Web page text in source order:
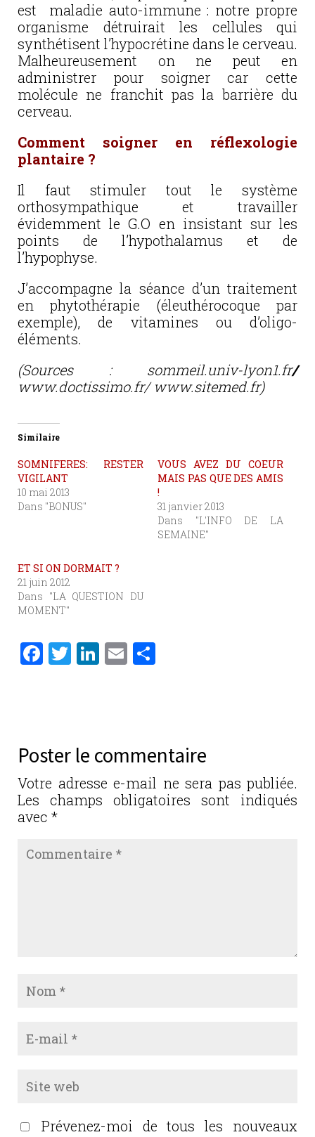
est maladie auto-immune : notre propre
organisme détruirait les cellules qui
synthétisent l’hypocrétine dans le cerveau.
Malheureusement on ne peut en
administrer pour soigner car cette
molécule ne franchit pas la barrière du
cerveau.
Comment soigner en réflexologie
plantaire ?
Il faut stimuler tout le système
orthosympathique et travailler
évidemment le G.O en insistant sur les
points de l’hypothalamus et de
l’hypophyse.
J’accompagne la séance d’un traitement
en phytothérapie (éleuthérocoque par
exemple), de vitamines ou d’oligo-
éléments.
(Sources : sommeil.univ-lyon1.fr/
www.doctissimo.fr/ www.sitemed.fr)
Similaire
SOMNIFERES: RESTER
VIGILANT
10 mai 2013
Dans "BONUS"
VOUS AVEZ DU COEUR
MAIS PAS QUE DES AMIS
!
31 janvier 2013
Dans "L'INFO DE LA
SEMAINE"
ET SI ON DORMAIT ?
21 juin 2012
Dans "LA QUESTION DU
MOMENT"
F
b
o
o
k
T
r
Li
n
E
er
Poster le commentaire
Votre adresse e-mail ne sera pas publiée.
Les champs obligatoires sont indiqués
avec *
Prévenez-moi de tous les nouveaux